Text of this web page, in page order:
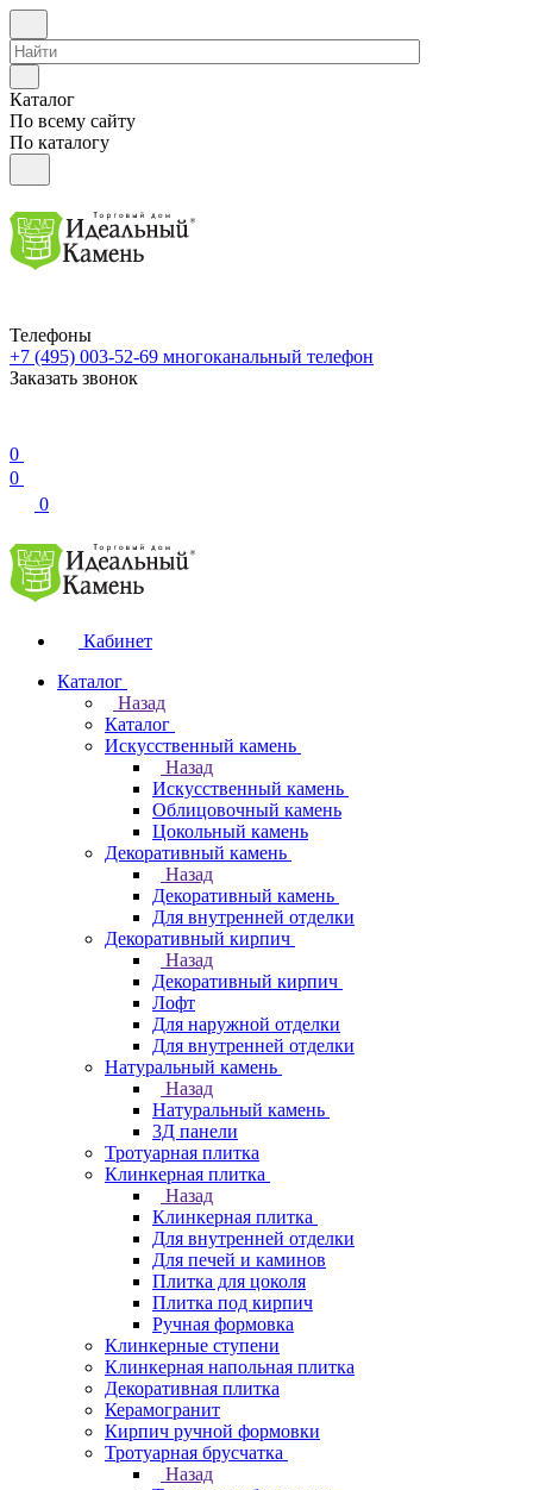
Каталог
По всему сайту
По каталогу
Телефоны
+7 (495) 003-52-69 многоканальный телефон
Заказать звонок
0
0
0
Кабинет
Каталог
Назад
Каталог
Искусственный камень
Назад
Искусственный камень
Облицовочный камень
Цокольный камень
Декоративный камень
Назад
Декоративный камень
Для внутренней отделки
Декоративный кирпич
Назад
Декоративный кирпич
Лофт
Для наружной отделки
Для внутренней отделки
Натуральный камень
Назад
Натуральный камень
3Д панели
Тротуарная плитка
Клинкерная плитка
Назад
Клинкерная плитка
Для внутренней отделки
Для печей и каминов
Плитка для цоколя
Плитка под кирпич
Ручная формовка
Клинкерные ступени
Клинкерная напольная плитка
Декоративная плитка
Керамогранит
Кирпич ручной формовки
Тротуарная брусчатка
Назад